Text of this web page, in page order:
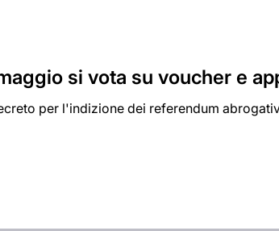
si vota su voucher e
per l'indizione dei referendum